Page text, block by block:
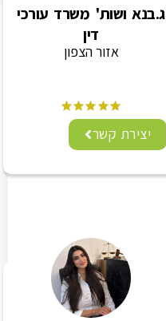
ג.בנא ושות' משרד עורכי
דין
אזור הצפון
יצירת קשר